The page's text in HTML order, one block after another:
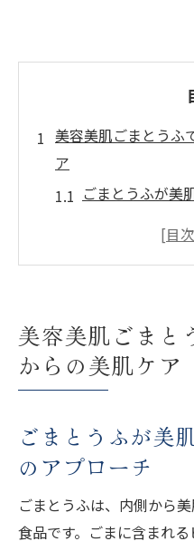
美容美肌ごまとうふ
ア
ごまとうふが美
毎日の食事にご
ごまとうふの栄
内側から美しさ
ごまとうふがもたら
ごまとうふの美
ビタミンEが肌
セサミンによる
美容美肌ごまと
からの美肌ケア
ごまとうふが美
のアプローチ
ごまとうふは、内側から
食品です。ごまに含まれ